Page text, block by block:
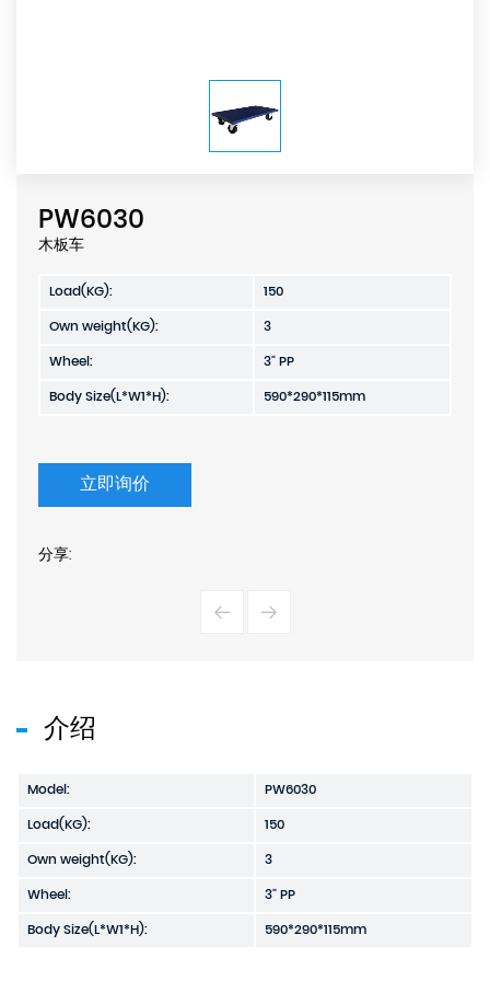
PW6030
木板车
Load(KG):
150
Own weight(KG):
3
Wheel:
3" PP
Body Size(L*W1*H):
590*290*115mm
立即询价
分享:
介绍
Model:
PW6030
Load(KG):
150
Own weight(KG):
3
Wheel:
3" PP
Body Size(L*W1*H):
590*290*115mm